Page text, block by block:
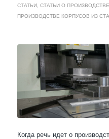
СТАТЬИ, СТАТЬИ О
ПРОИЗВОДСТВЕ КОРПУСОВ ИЗ
Когда речь идет о